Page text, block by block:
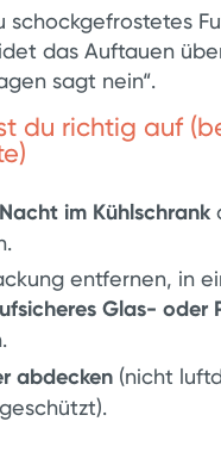
schockgefrostetes
das Auftauen
sagt nein“.
du richtig auf
im Kühlschrank
entfernen, in
Glas- oder
abdecken (nicht